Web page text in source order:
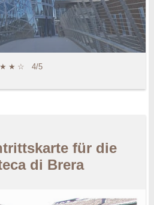
★ ★ ☆ 4/5
für die
di Brera